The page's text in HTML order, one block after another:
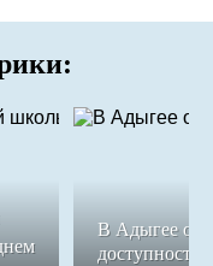
В Адыгее
доступность